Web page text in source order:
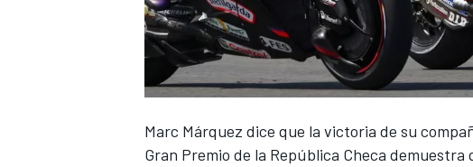
FÓRMULA E
Marc Márquez dice que la victoria de su
Gran Premio de la República Checa demuestra